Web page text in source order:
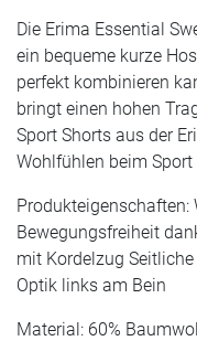
Die Erima Essential
ein bequeme kurze
perfekt kombinieren
bringt einen hohen
Sport Shorts aus der
Wohlfühlen beim
Bewegungsfreiheit
mit Kordelzug
Optik links am Bein
Material: 60%